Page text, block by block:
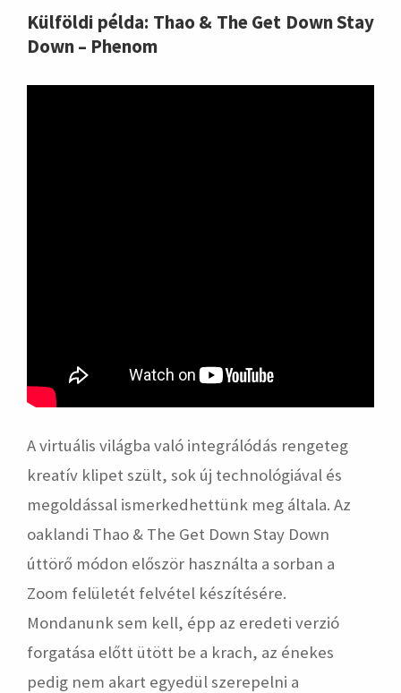
Külföldi példa: Thao & The Get Down Stay
Down – Phenom
A virtuális világba való integrálódás rengeteg
kreatív klipet szült, sok új technológiával és
megoldással ismerkedhettünk meg általa. Az
oaklandi Thao & The Get Down Stay Down
úttörő módon először használta a sorban a
Zoom felületét felvétel készítésére.
Mondanunk sem kell, épp az eredeti verzió
forgatása előtt ütött be a krach, az énekes
pedig nem akart egyedül szerepelni a